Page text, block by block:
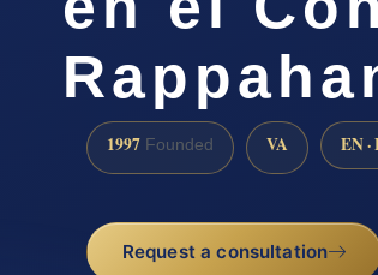
1997 Founded VA EN ·
Request a consultation